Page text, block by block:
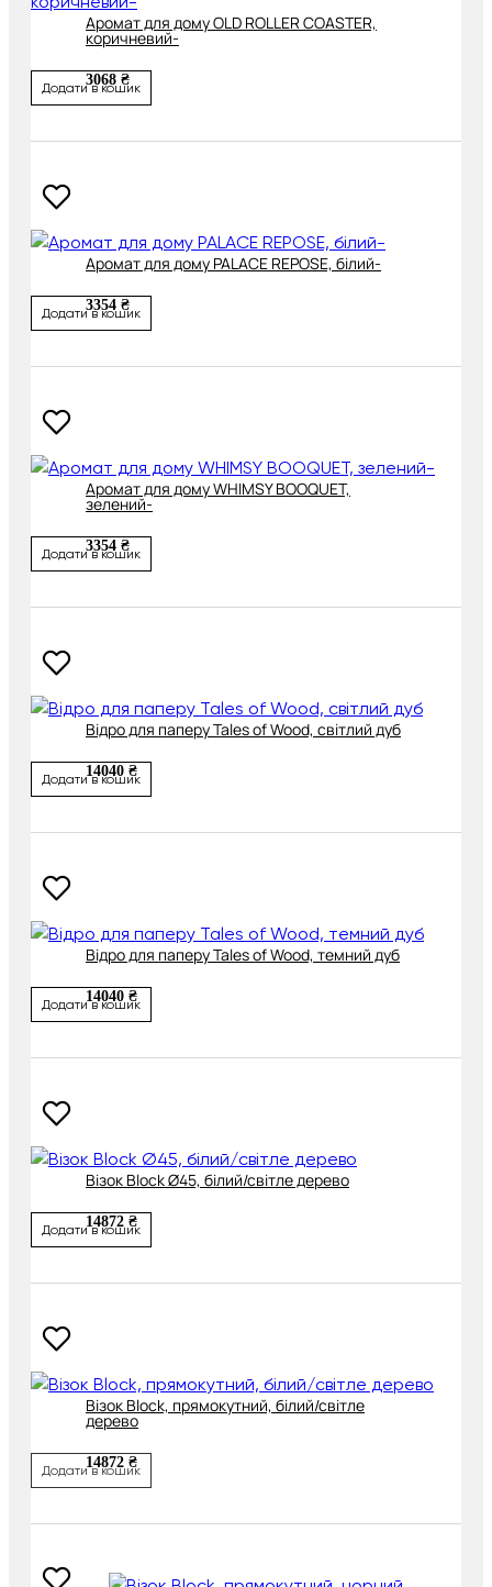
Аромат для дому OLD ROLLER COASTER,
коричневий-
3068 ₴
Додати в кошик
Аромат для дому PALACE REPOSE, білий-
3354 ₴
Додати в кошик
Аромат для дому WHIMSY BOOQUET,
зелений-
3354 ₴
Додати в кошик
Відро для паперу Tales of Wood, світлий дуб
14040 ₴
Додати в кошик
Відро для паперу Tales of Wood, темний дуб
14040 ₴
Додати в кошик
Візок Block Ø45, білий/світле дерево
14872 ₴
Додати в кошик
Візок Block, прямокутний, білий/світле
дерево
14872 ₴
Додати в кошик